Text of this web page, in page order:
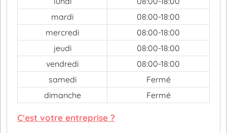
mardi
08:00-18:00
mercredi
08:00-18:00
jeudi
08:00-18:00
vendredi
08:00-18:00
samedi
Fermé
dimanche
Fermé
C'est votre entreprise ?